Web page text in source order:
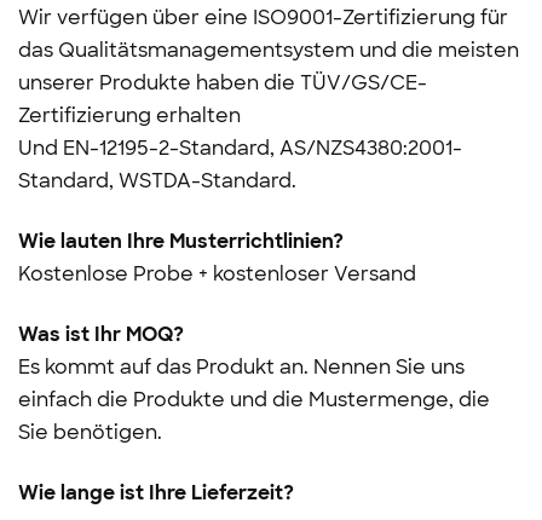
Wir verfügen über eine ISO9001-Zertifizierung für
das Qualitätsmanagementsystem und die meisten
unserer Produkte haben die TÜV/GS/CE-
Zertifizierung erhalten
Und EN-12195-2-Standard, AS/NZS4380:2001-
Standard, WSTDA-Standard.
Wie lauten Ihre Musterrichtlinien?
Kostenlose Probe + kostenloser Versand
Was ist Ihr MOQ?
Es kommt auf das Produkt an. Nennen Sie uns
einfach die Produkte und die Mustermenge, die
Sie benötigen.
Wie lange ist Ihre Lieferzeit?